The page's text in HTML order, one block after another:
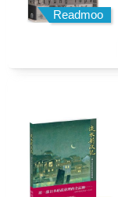
Readmoo